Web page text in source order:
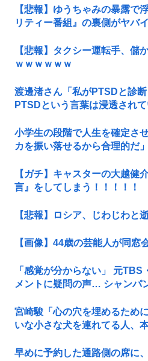
【悲報】ゆうちゃみの暴露で
リティー番組』の裏側がヤバ
【悲報】タクシー運転手、儲
ｗｗｗｗｗｗ
渡邊渚さん「私がPTSDと診
PTSDという言葉は浸透され
小学生の段階で人生を確定さ
カを振い落せるから合理的だ
【ガチ】キャスターの大越健
言』をしてしまう！！！！！
【悲報】ロシア、じわじわと
【画像】44歳の芸能人が同窓
「感覚が分からない」 元TBS
メントに疑問の声… シャンパ
宮崎駿「心の穴を埋めるため
いな小さな犬を連れてる人、
早めに予約した通路側の席に